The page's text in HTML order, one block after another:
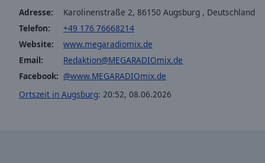
Color
Caption
Adresse:
Karolinenstraße 2, 86150 Augsburg , Deutschland
Telefon:
+49 176 76668214
Website:
www.megaradiomix.de
Email:
Redaktion@MEGARADIOmix.de
Facebook: @www.MEGARADIOmix.de
Ortszeit in Augsburg: 20:52, 08.06.2026